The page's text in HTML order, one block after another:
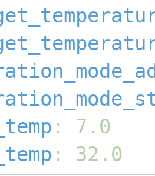
: 7.0
: 32.0